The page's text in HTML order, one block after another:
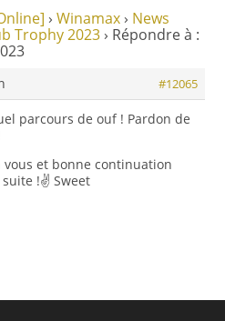
› Winamax › News
Trophy 2023 › Répondre à :
#12065
parcours de ouf ! Pardon de
vous et bonne continuation
!✌️ Sweet